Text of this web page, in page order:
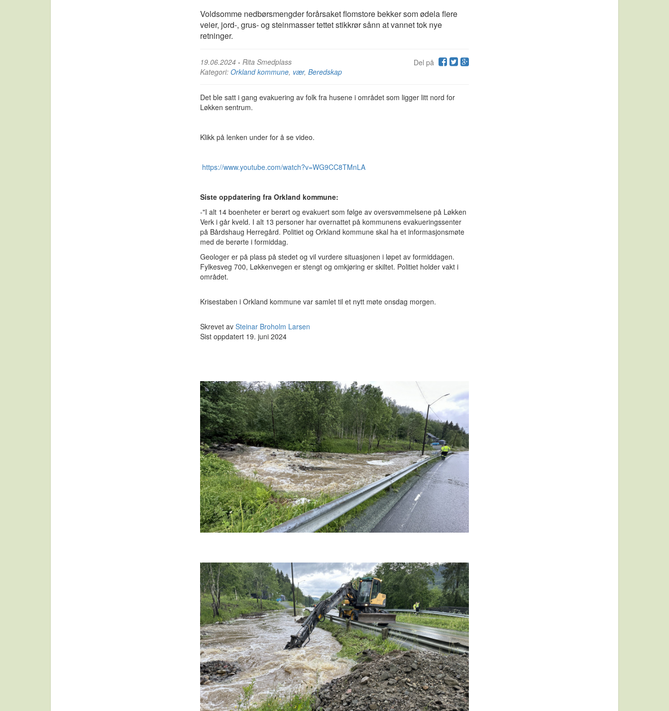
Voldsomme nedbørsmengder forårsaket flomstore bekker som ødela flere
veier, jord-, grus- og steinmasser tettet stikkrør sånn at vannet tok nye
retninger.
Del på
19.06.2024 - Rita Smedplass
Kategori: Orkland kommune, vær, Beredskap
Det ble satt i gang evakuering av folk fra husene i området som ligger litt nord for
Løkken sentrum.
Klikk på lenken under for å se video.
https://www.youtube.com/watch?v=WG9CC8TMnLA
Siste oppdatering fra Orkland kommune:
-"I alt 14 boenheter er berørt og evakuert som følge av oversvømmelsene på Løkken
Verk i går kveld. I alt 13 personer har overnattet på kommunens evakueringssenter
på Bårdshaug Herregård. Politiet og Orkland kommune skal ha et informasjonsmøte
med de berørte i formiddag.
Geologer er på plass på stedet og vil vurdere situasjonen i løpet av formiddagen.
Fylkesveg 700, Løkkenvegen er stengt og omkjøring er skiltet. Politiet holder vakt i
området.
Krisestaben i Orkland kommune var samlet til et nytt møte onsdag morgen.
Skrevet av Steinar Broholm Larsen
Sist oppdatert 19. juni 2024